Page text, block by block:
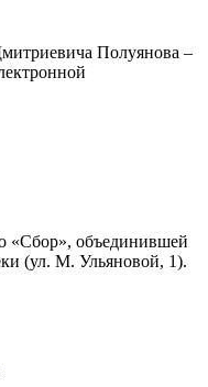
Полуянова –
«Сбор», объединившей
(ул. М. Ульяновой, 1).